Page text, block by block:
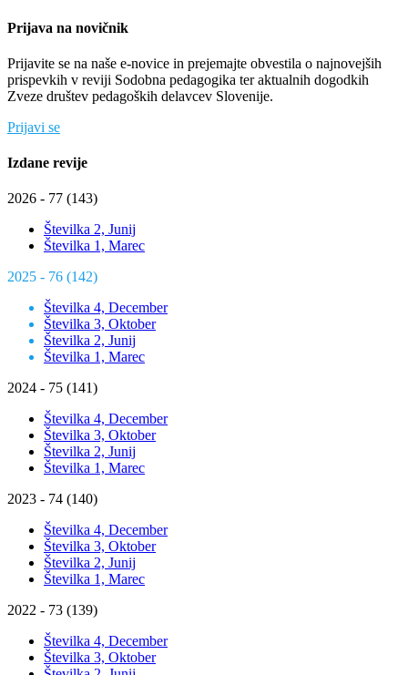
Prijava na novičnik
Prijavite se na naše e-novice in prejemajte obvestila o najnovejših
prispevkih v reviji Sodobna pedagogika ter aktualnih dogodkih
Zveze društev pedagoških delavcev Slovenije.
Prijavi se
Izdane revije
2026 - 77 (143)
Številka 2, Junij
Številka 1, Marec
2025 - 76 (142)
Številka 4, December
Številka 3, Oktober
Številka 2, Junij
Številka 1, Marec
2024 - 75 (141)
Številka 4, December
Številka 3, Oktober
Številka 2, Junij
Številka 1, Marec
2023 - 74 (140)
Številka 4, December
Številka 3, Oktober
Številka 2, Junij
Številka 1, Marec
2022 - 73 (139)
Številka 4, December
Številka 3, Oktober